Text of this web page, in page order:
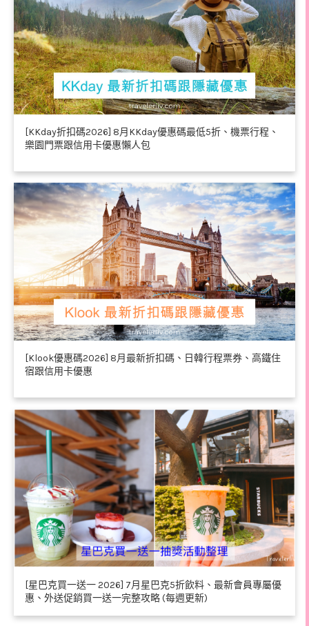
[KKday折扣碼2026] 8月KKday優惠碼最低5折、機票行程、
樂園門票跟信用卡優惠懶人包
[Klook優惠碼2026] 8月最新折扣碼、日韓行程票券、高鐵住
宿跟信用卡優惠
[星巴克買一送一 2026] 7月星巴克5折飲料、最新會員專屬優
惠、外送促銷買一送一完整攻略 (每週更新)